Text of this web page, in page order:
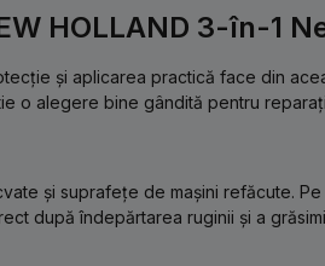
HOLLAND 3-în-1
și aplicarea practică face din
o alegere bine gândită pentru
și suprafețe de mașini refăcute. Pe
după îndepărtarea ruginii și a